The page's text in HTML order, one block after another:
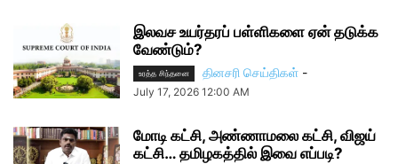
இலவச உயர்தரப் பள்ளிகளை ஏன் தடுக்க
வேண்டும்?
உரத்த சிந்தனை தினசரி செய்திகள் -
July 17, 2026 12:00 AM
மோடி கட்சி, அண்ணாமலை கட்சி, விஜய்
கட்சி… தமிழகத்தில் இவை எப்படி?